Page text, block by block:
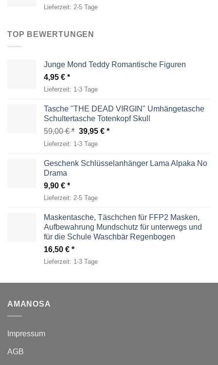
Lieferzeit: 2-5 Tage
TOP BEWERTUNGEN
Junge Mond Teddy Romantische Figuren
4,95 €
Lieferzeit: 1-3 Tage
Tasche "THE DEAD VIRGIN" Umhängetasche
Schultertasche Totenkopf Skull
59,00€
Ursprünglicher
Preis
59,00 €
39,95 € Aktueller
39,95 €.
Lieferzeit: 1-3 Tage
Geschenk Schlüsselanhänger Lama Alpaka No
Drama
9,90 €
Lieferzeit: 2-5 Tage
Maskentasche, Täschchen für FFP2 Masken,
Aufbewahrung Mundschutz für unterwegs und
für die Schule Waschbär Regenbogen
16,50 €
Lieferzeit: 1-3 Tage
AMANOSA
Impressum
AGB